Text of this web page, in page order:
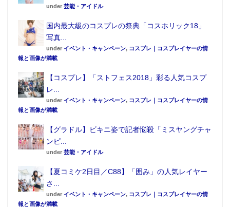
under 芸能・アイドル
国内最大級のコスプレの祭典「コスホリック18」
写真...
under イベント・キャンペーン, コスプレ｜コスプレイヤーの情
報と画像が満載
【コスプレ】「ストフェス2018」彩る人気コスプ
レ...
under イベント・キャンペーン, コスプレ｜コスプレイヤーの情
報と画像が満載
【グラドル】ビキニ姿で記者悩殺「ミスヤングチャ
ンピ...
under 芸能・アイドル
【夏コミケ2日目／C88】「囲み」の人気レイヤー
さ...
under イベント・キャンペーン, コスプレ｜コスプレイヤーの情
報と画像が満載